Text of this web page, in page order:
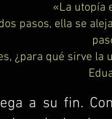
«La utopía
pasos, ella se
¿para qué sirve la
a su fin.